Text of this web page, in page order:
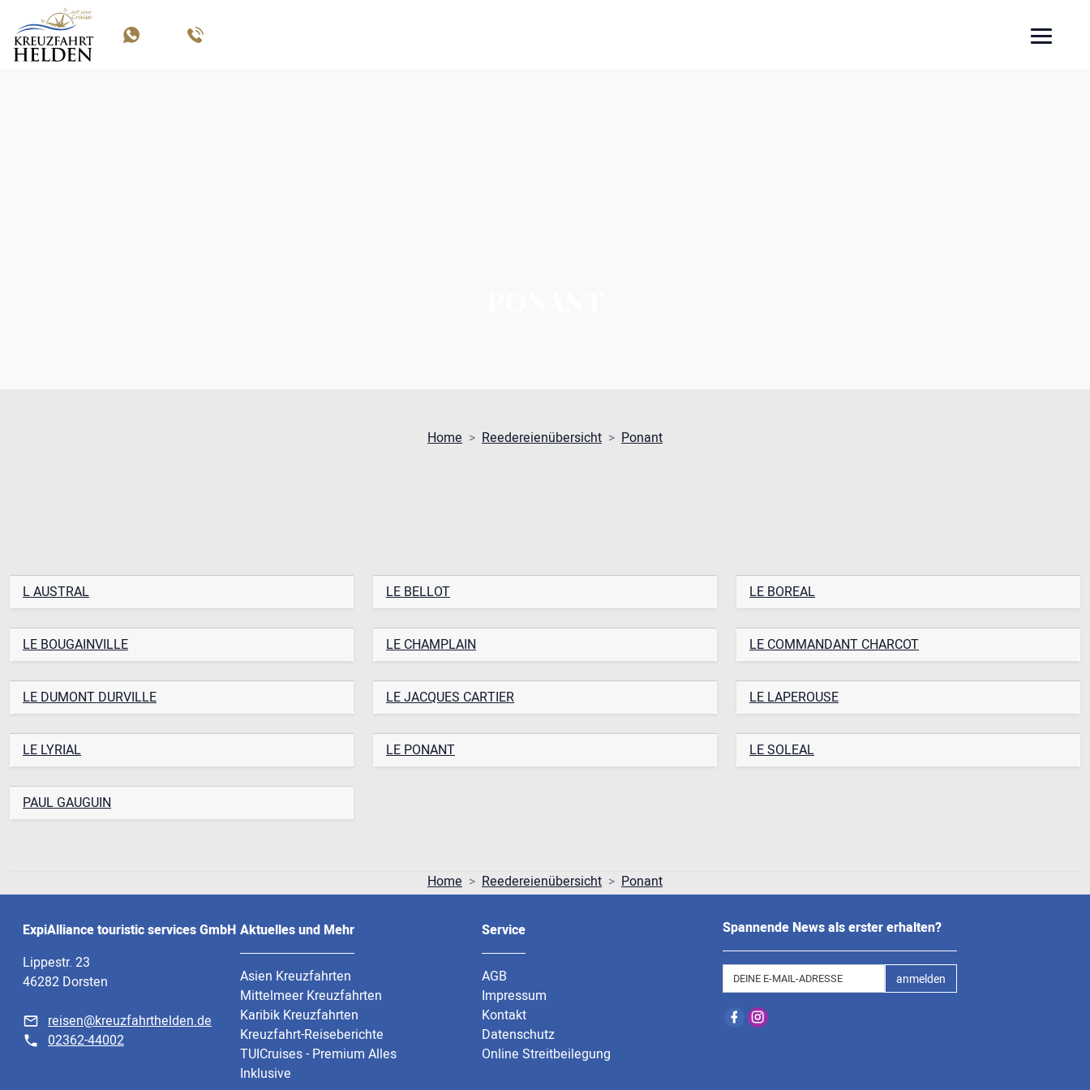
Home Reedereienübersicht Ponant
L AUSTRAL LE BELLOT LE BOREAL
LE BOUGAINVILLE LE CHAMPLAIN LE COMMANDANT CHARCOT
LE DUMONT DURVILLE LE JACQUES CARTIER LE LAPEROUSE
LE LYRIAL LE PONANT LE SOLEAL
PAUL GAUGUIN
Home Reedereienübersicht Ponant
ExpiAlliance touristic services GmbH
Lippestr. 23
46282 Dorsten
reisen@kreuzfahrthelden.de
02362-44002
Aktuelles und Mehr
Asien Kreuzfahrten
Mittelmeer Kreuzfahrten
Karibik Kreuzfahrten
Kreuzfahrt-Reiseberichte
TUICruises - Premium Alles
Inklusive
Service
AGB
Impressum
Kontakt
Datenschutz
Online Streitbeilegung
Spannende News als erster erhalten?
anmelden